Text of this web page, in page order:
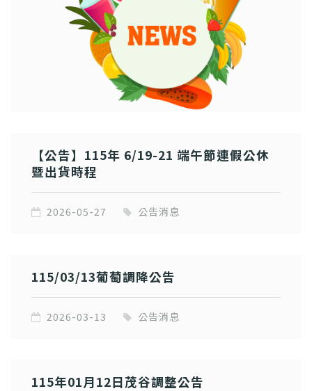
【公告】115年 6/19-21 端午節連假公休
暨出貨時程
2026-05-27 公告消息
115/03/13葡萄調降公告
2026-03-13 公告消息
115年01月12日茂谷調整公告